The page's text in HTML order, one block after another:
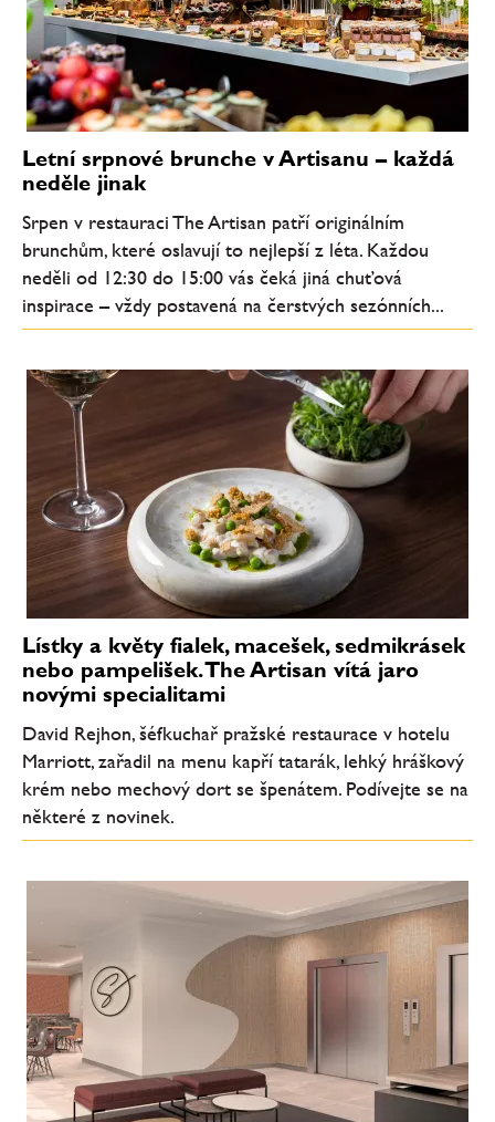
Letní srpnové brunche v Artisanu – každá
neděle jinak
Srpen v restauraci The Artisan patří originálním
brunchům, které oslavují to nejlepší z léta. Každou
neděli od 12:30 do 15:00 vás čeká jiná chuťová
inspirace – vždy postavená na čerstvých sezónních...
Lístky a květy fialek, macešek, sedmikrásek
nebo pampelišek. The Artisan vítá jaro
novými specialitami
David Rejhon, šéfkuchař pražské restaurace v hotelu
Marriott, zařadil na menu kapří tatarák, lehký hráškový
krém nebo mechový dort se špenátem. Podívejte se na
některé z novinek.